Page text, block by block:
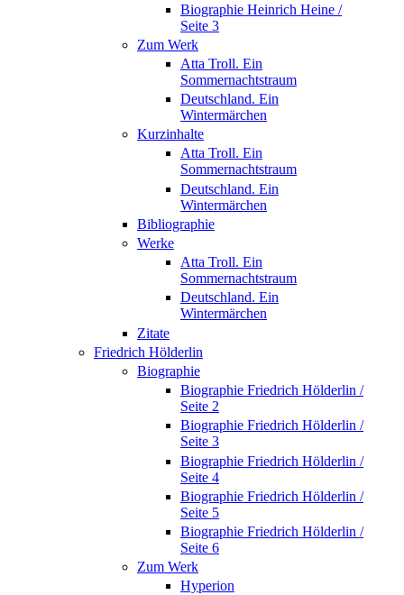
Biographie Heinrich Heine /
Seite 3
Zum Werk
Atta Troll. Ein
Sommernachtstraum
Deutschland. Ein
Wintermärchen
Kurzinhalte
Atta Troll. Ein
Sommernachtstraum
Deutschland. Ein
Wintermärchen
Bibliographie
Werke
Atta Troll. Ein
Sommernachtstraum
Deutschland. Ein
Wintermärchen
Zitate
Friedrich Hölderlin
Biographie
Biographie Friedrich Hölderlin /
Seite 2
Biographie Friedrich Hölderlin /
Seite 3
Biographie Friedrich Hölderlin /
Seite 4
Biographie Friedrich Hölderlin /
Seite 5
Biographie Friedrich Hölderlin /
Seite 6
Zum Werk
Hyperion